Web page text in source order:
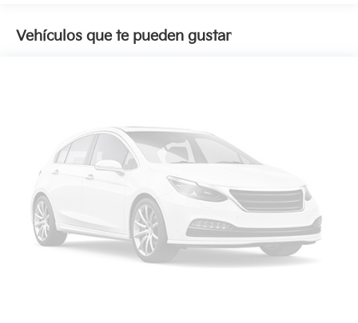
Vehículos que te pueden gustar